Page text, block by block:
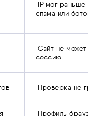
IP мог раньше
спама или
Сайт не может
сессию
Проверка не
Профиль